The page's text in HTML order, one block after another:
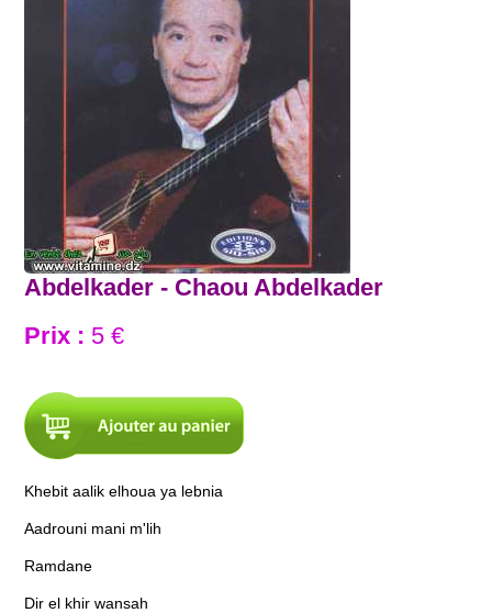
Abdelkader - Chaou Abdelkader
Prix : 5 €
Khebit aalik elhoua ya lebnia
Aadrouni mani m'lih
Ramdane
Dir el khir wansah